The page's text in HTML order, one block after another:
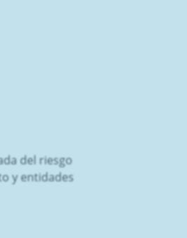
del riesgo
y entidades